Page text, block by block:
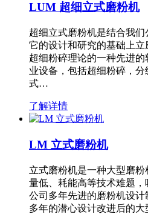
LUM 超细立式磨粉机
超细立式磨粉机是结合我们
它的设计和研究的基础上
超细粉碎理论的一种先进
业设备，包括超细粉碎，
式…
了解详情
LM 立式磨粉机
立式磨粉机是一种大型磨
量低、耗能高等技术难题
公司多年先进的磨粉机设
多年的潜心设计改进后的